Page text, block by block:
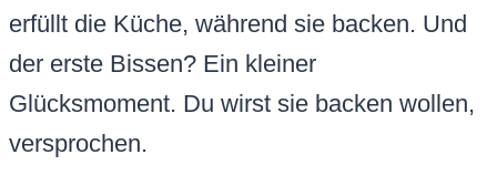
erfüllt die Küche, während sie backen. Und
der erste Bissen? Ein kleiner
Glücksmoment. Du wirst sie backen wollen,
versprochen.